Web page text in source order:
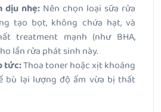
dịu nhẹ: Nên chọn loại sữa rửa
tạo bọt, không chứa hạt, và
treatment mạnh (như BHA,
lần rửa phát sinh này.
tức:Thoa toner hoặc xịt khoáng
bù lại lượng độ ẩm vừa bị thất